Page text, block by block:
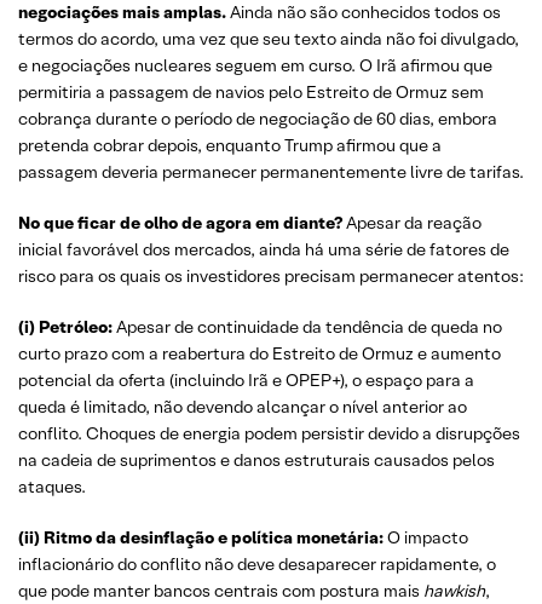
negociações mais amplas.Ainda não são conhecidos todos os
termos do acordo, uma vez que seu texto ainda não foi divulgado,
e negociações nucleares seguem em curso. O Irã afirmou que
permitiria a passagem de navios pelo Estreito de Ormuz sem
cobrança durante o período de negociação de 60 dias, embora
pretenda cobrar depois, enquanto Trump afirmou que a
passagem deveria permanecer permanentemente livre de tarifas.
No que ficar de olho de agora em diante?Apesar da reação
inicial favorável dos mercados, ainda há uma série de fatores de
risco para os quais os investidores precisam permanecer atentos:
(i) Petróleo:Apesar de continuidade da tendência de queda no
curto prazo com a reabertura do Estreito de Ormuz e aumento
potencial da oferta (incluindo Irã e OPEP+), o espaço para a
queda é limitado, não devendo alcançar o nível anterior ao
conflito. Choques de energia podem persistir devido a disrupções
na cadeia de suprimentos e danos estruturais causados pelos
ataques.
(ii) Ritmo da desinflação e política monetária:O impacto
inflacionário do conflito não deve desaparecer rapidamente, o
que pode manter bancos centrais com postura mais hawkish,